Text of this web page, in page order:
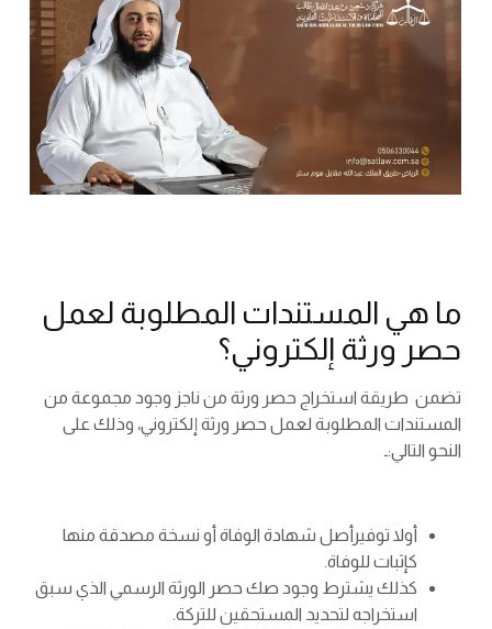
ما هي المستندات المطلوبة لعمل
حصر ورثة إلكتروني؟
تضمن طريقة استخراج حصر ورثة من ناجز وجود مجموعة من
المستندات المطلوبة لعمل حصر ورثة إلكتروني، وذلك على
النحو التالي:ـ
أولا توفيرأصل شهادة الوفاة أو نسخة مصدقة منها
كإثبات للوفاة.
كذلك يشترط وجود صك حصر الورثة الرسمي الذي سبق
استخراجه لتحديد المستحقين للتركة.